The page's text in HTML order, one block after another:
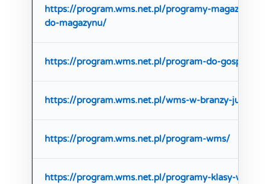
https://program.wms.net.pl/programy-
do-magazynu/
https://program.wms.net.pl/program-do-
https://program.wms.net.pl/wms-w-branzy-
https://program.wms.net.pl/program-wms/
https://program.wms.net.pl/programy-klasy-wms/